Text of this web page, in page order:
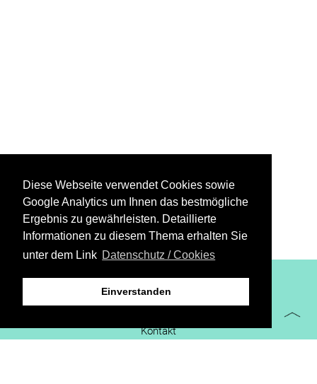
Diese Webseite verwendet Cookies sowie
Google Analytics um Ihnen das bestmögliche
Ergebnis zu gewährleisten. Detaillierte
Informationen zu diesem Thema erhalten Sie
unter dem Link Datenschutz / Cookies
Einverstanden
XiBIT Infoguide 2021
Kontakt